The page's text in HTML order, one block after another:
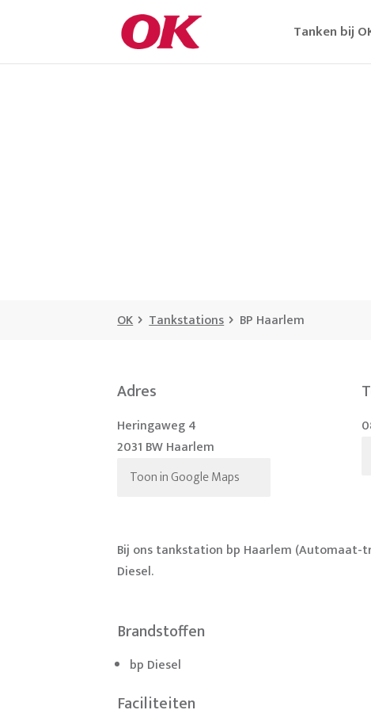
Tanken bij
OK Tankstations BP Haarlem
Adres
Heringaweg 4
2031 BW Haarlem
Toon in Google Maps
Bij ons tankstation bp Haarlem
Diesel.
Brandstoffen
bp Diesel
Faciliteiten